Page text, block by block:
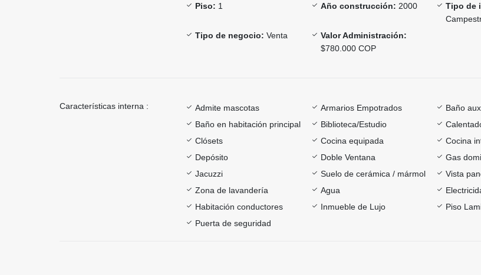
Piso: 1 Año construcción: 2000 Tipo de
Tipo de negocio: Venta
Valor Administración:
$780.000 COP
Características interna : Admite mascotas Armarios Empotrados
Baño
Baño en habitación principal
Biblioteca/Estudio
Clósets
Cocina equipada
Cocina
Depósito
Doble Ventana
Gas
Jacuzzi
Suelo de cerámica / mármol
Vista
Zona de lavandería
Agua
Habitación conductores
Inmueble de Lujo
Piso
Puerta de seguridad